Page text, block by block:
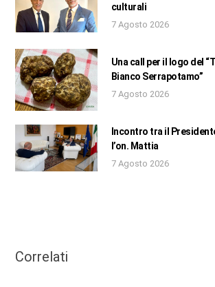
culturali
7 Agosto 2026
Una call per il logo del
Bianco Serrapotamo”
7 Agosto 2026
Incontro tra il
l’on. Mattia
7 Agosto 2026
Correlati